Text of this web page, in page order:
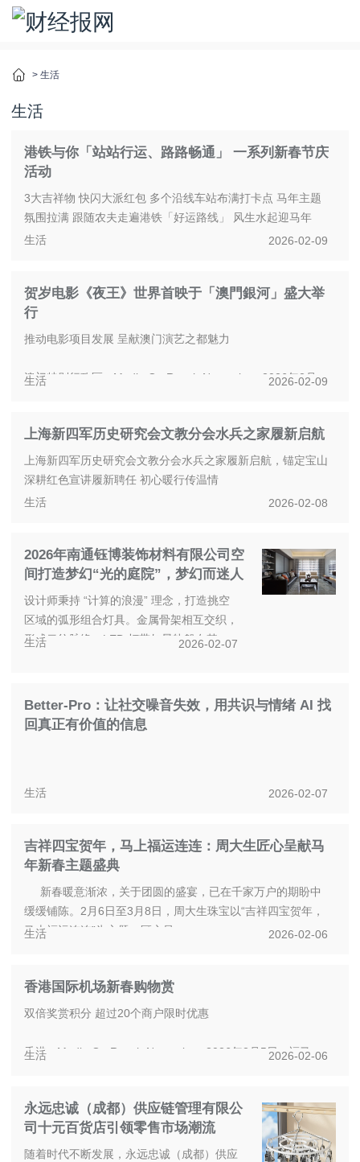
> 生活
生活
港铁与你「站站行运、路路畅通」 一系列新春节庆
活动
3大吉祥物 快闪大派红包 多个沿线车站布满打卡点 马年主题
氛围拉满 跟随农夫走遍港铁「好运路线」 风生水起迎马年
生活 2026-02-09
贺岁电影《夜王》世界首映于「澳門銀河」盛大举
行
推动电影项目发展 呈献澳门演艺之都魅力
澳门特别行政区 - Media OutReach Newswire - 2026年2月6
生活 2026-02-09
上海新四军历史研究会文教分会水兵之家履新启航
上海新四军历史研究会文教分会水兵之家履新启航，锚定宝山
深耕红色宣讲履新聘任 初心暖行传温情
响应党的二十大与“十五五”规...
生活 2026-02-08
2026年南通钰博装饰材料有限公司空
间打造梦幻“光的庭院”，梦幻而迷人
设计师秉持 “计算的浪漫” 理念，打造挑空
区域的弧形组合灯具。金属骨架相互交织，
形成云纹脉络，LED 灯带如星轨般在其中
生活 2026-02-07
Better-Pro：让社交噪音失效，用共识与情绪 AI 找
回真正有价值的信息
或公告，而是诞生于社交媒体。
一条推文、一次讨论、一次情绪共振，往往就能引发...
生活 2026-02-07
吉祥四宝贺年，马上福运连连：周大生匠心呈献马
年新春主题盛典
新春暖意渐浓，关于团圆的盛宴，已在千家万户的期盼中
缓缓铺陈。2月6日至3月8日，周大生珠宝以“吉祥四宝贺年，
马上福运连连”为主题，匠心呈...
生活 2026-02-06
香港国际机场新春购物赏
双倍奖赏积分 超过20个商户限时优惠
香港 - Media OutReach Newswire - 2026年2月5日 - 福马奔
生活 2026-02-06
永远忠诚（成都）供应链管理有限公
司十元百货店引领零售市场潮流
随着时代不断发展，永远忠诚（成都）供应